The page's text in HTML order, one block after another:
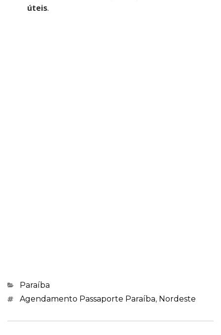
úteis.
Categorias
Paraíba
Marcações
Agendamento Passaporte Paraíba, Nordeste